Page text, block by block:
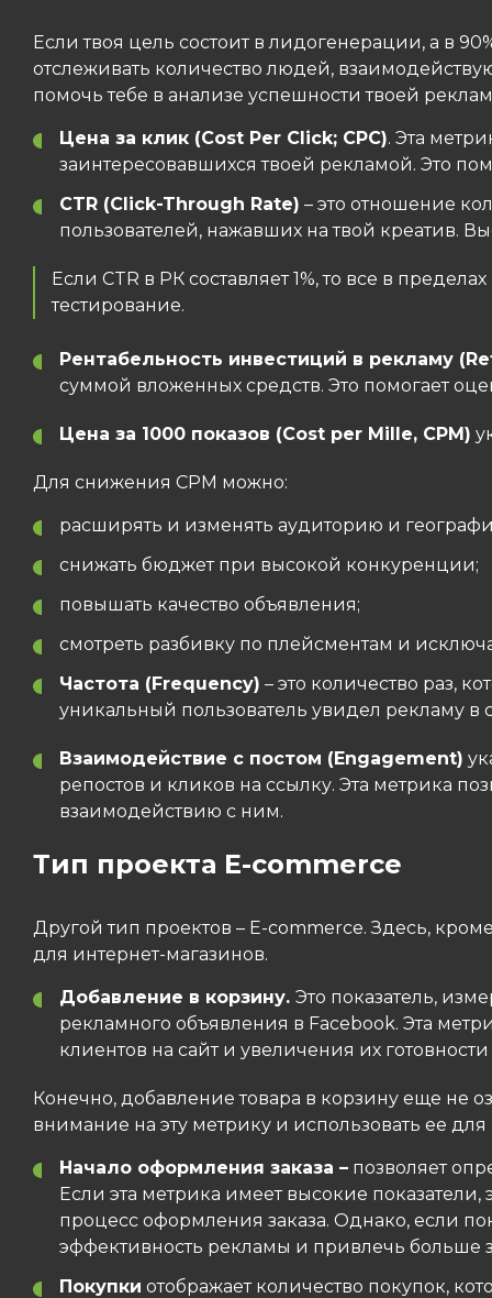
Если твоя цель состоит в лидогенерации, а в
отслеживать количество людей,
помочь тебе в анализе успешности твоей
Цена за клик (Cost Per Click; CPC). Эта
заинтересовавшихся твоей рекламой. Это
CTR (Click-Through Rate) – это отношение
пользователей, нажавших на твой креатив.
Если CTR в РК составляет 1%, то все в
тестирование.
Рентабельность инвестиций в рекламу
суммой вложенных средств. Это помогает
Цена за 1000 показов (Cost per Mille, CPM)
Для снижения CPM можно:
расширять и изменять аудиторию и
снижать бюджет при высокой конкуренции;
повышать качество объявления;
смотреть разбивку по плейсментам и
Частота (Frequency) – это количество раз,
уникальный пользователь увидел рекламу в
Взаимодействие с постом (Engagement)
репостов и кликов на ссылку. Эта метрика
взаимодействию с ним.
Тип проекта E-commerce
Другой тип проектов – E-commerce. Здесь,
для интернет-магазинов.
Добавление в корзину. Это показатель,
рекламного объявления в Facebook. Эта
клиентов на сайт и увеличения их
Конечно, добавление товара в корзину еще не
внимание на эту метрику и использовать ее
Начало оформления заказа – позволяет
Если эта метрика имеет высокие
процесс оформления заказа. Однако, если
эффективность рекламы и привлечь больше
Покупки отображает количество покупок,